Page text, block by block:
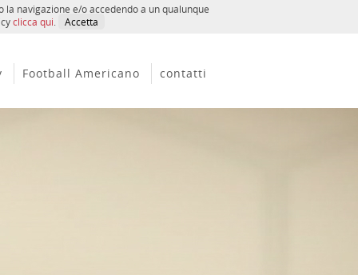
navigazione e/o accedendo a un qualunque
clicca qui Accetta
Football Americano contatti